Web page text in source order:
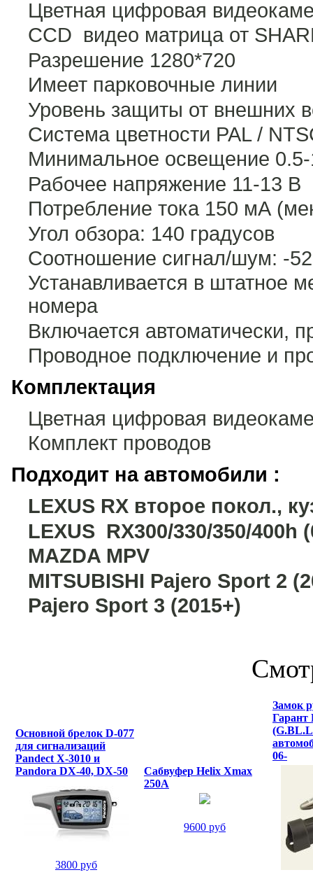
Цветная цифровая
CCD видео матрица от
Разрешение 1280*720
Имеет парковочные линии
Уровень защиты от внешних
Система цветности PAL /
Минимальное освещение
Рабочее напряжение 11-13 В
Потребление тока 150 мА
Угол обзора: 140 градусов
Соотношение сигнал/шум: -
Устанавливается в штатное
номера
Включается автоматически,
Проводное подключение и
Комплектация
Цветная цифровая
Комплект проводов
Подходит на автомобили :
LEXUS RX второе покол.,
LEXUS RX300/330/350/400h
MAZDA MPV
MITSUBISHI Pajero Sport 2
Pajero Sport 3 (2015+)
Основной брелок D-077
для сигнализаций
Pandect X-3010 и
Pandora DX-40, DX-50
3800 руб
Сабвуфер Helix Xmax
250A
9600 руб
Замок
06-